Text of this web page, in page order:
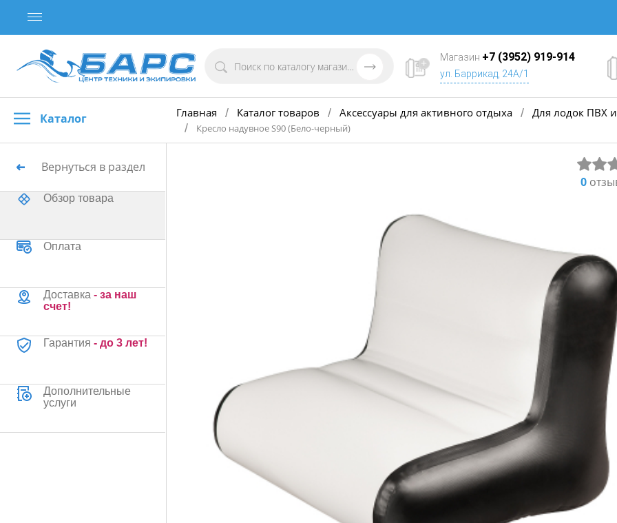
Магазин +7 (3952) 919-914
ул. Баррикад, 24А/1
Каталог Главная / Каталог товаров / Аксессуары для активного отдыха / Для лодок ПВХ
/
Кресло надувное S90 (Бело-черный)
Вернуться в раздел
Обзор товара
Оплата
Доставка - за наш
счет!
Гарантия - до 3 лет!
Дополнительные
услуги
0